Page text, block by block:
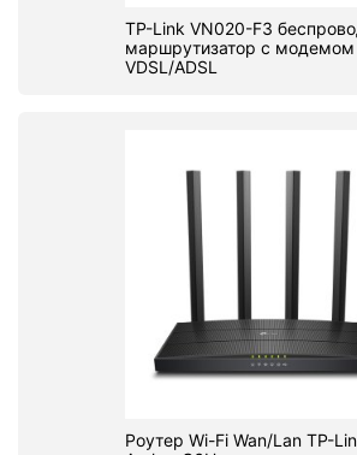
TP-Link VN020-F3
маршрутизатор с модемом
VDSL/ADSL
Роутер Wi-Fi Wan/Lan TP-